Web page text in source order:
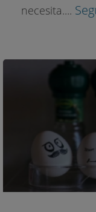
necesita....